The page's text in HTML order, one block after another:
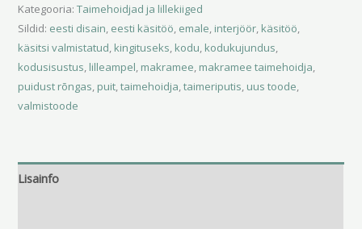
Kategooria:Taimehoidjad ja lillekiiged
Sildid: eesti disain, eesti käsitöö, emale, interjöör, käsitöö,
käsitsi valmistatud, kingituseks, kodu, kodukujundus,
kodusisustus, lilleampel, makramee, makramee taimehoidja,
puidust rõngas, puit,taimehoidja,taimeriputis, uus toode,
valmistoode
Lisainfo